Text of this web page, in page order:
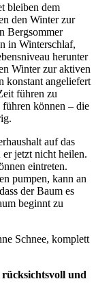
bleiben dem
den Winter zur
Bergsommer
in Winterschlaf,
herunter
Winter zur aktiven
konstant angeliefert
führen zu
können – die
auf das
jetzt nicht heilen.
eintreten.
pumpen, kann an
der Baum es
beginnt zu
Schnee, komplett
und